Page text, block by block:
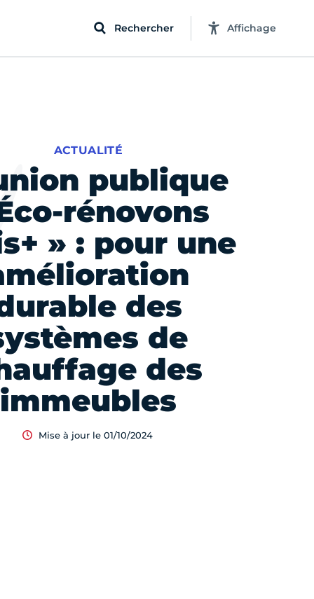
Rechercher Affichage
publique
rénovons
» : pour une
des
de
des
immeubles
ACTUALITÉ
Mise à jour le 01/10/2024